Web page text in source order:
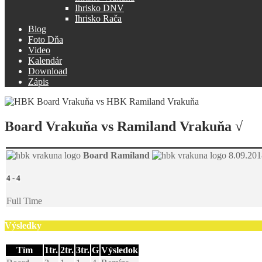
Ihrisko DNV
Ihrisko Rača
Blog
Foto Dňa
Video
Kalendár
Download
Zápis
Board Vrakuňa vs Ramiland Vrakuňa √
Board Ramiland
4 - 4
Full Time
Výsledky
Tím 1tr. 2tr. 3tr. G Výsledok